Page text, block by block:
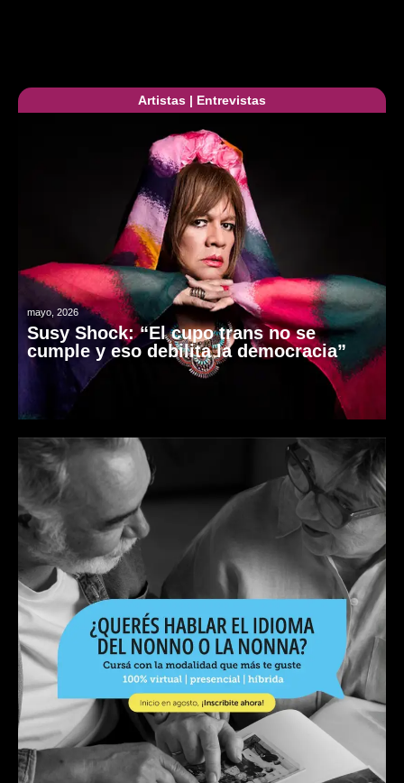
Artistas | Entrevistas
mayo, 2026
Susy Shock: “El cupo trans no se
cumple y eso debilita la democracia”